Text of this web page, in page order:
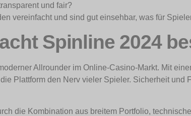
und fair?
vereinfacht und sind gut einsehbar, was für
Spinline 2024
Allrounder im Online-Casino-Markt. Mit
Plattform den Nerv vieler Spieler. Sicherheit
die Kombination aus breitem Portfolio,